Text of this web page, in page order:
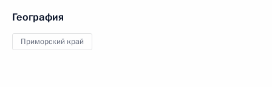
География
Приморский край